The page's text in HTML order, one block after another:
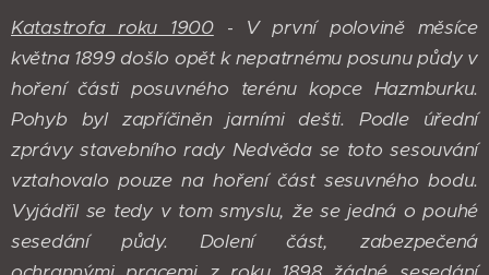
Katastrofa roku 1900- V první polovině měsíce
května 1899 došlo opět k nepatrnému posunu půdy v
hoření části posuvného terénu kopce Hazmburku.
Pohyb byl zapříčiněn jarními dešti. Podle úřední
zprávy stavebního rady Nedvěda se toto sesouvání
vztahovalo pouze na hoření část sesuvného bodu.
Vyjádřil se tedy v tom smyslu, že se jedná o pouhé
sesedání půdy. Dolení část, zabezpečená